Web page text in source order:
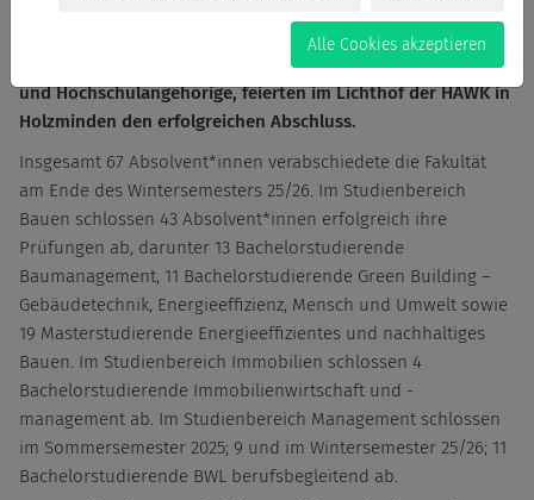
Studienbereiche Management, Bauen und Immobilien
verabschiedet. Rund 220 Gäste, darunter Eltern, Freunde
und Hochschulangehörige, feierten im Lichthof der HAWK in
Holzminden den erfolgreichen Abschluss.
Insgesamt 67 Absolvent*innen verabschiedete die Fakultät
am Ende des Wintersemesters 25/26. Im Studienbereich
Bauen schlossen 43 Absolvent*innen erfolgreich ihre
Prüfungen ab, darunter 13 Bachelorstudierende
Baumanagement, 11 Bachelorstudierende Green Building –
Gebäudetechnik, Energieeffizienz, Mensch und Umwelt sowie
19 Masterstudierende Energieeffizientes und nachhaltiges
Bauen. Im Studienbereich Immobilien schlossen 4
Bachelorstudierende Immobilienwirtschaft und -
management ab. Im Studienbereich Management schlossen
im Sommersemester 2025; 9 und im Wintersemester 25/26; 11
Bachelorstudierende BWL berufsbegleitend ab.
Alle Cookies akzeptieren